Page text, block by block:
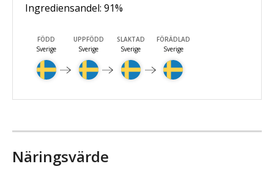
Ingrediensandel: 91%
FÖDD
Sverige
UPPFÖDD
Sverige
SLAKTAD
Sverige
FÖRÄDLAD
Sverige
Näringsvärde